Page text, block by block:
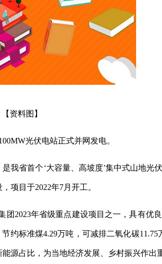
【资料图】
光伏电站正式并网发电。
我省首个‘大容量、高坡度’集中式山地光
项目于2022年7月开工。
团2023年省级重点建设项目之一，具有优
约标准煤4.29万吨，可减排二氧化碳11.75
源占比，为当地经济发展、乡村振兴作出